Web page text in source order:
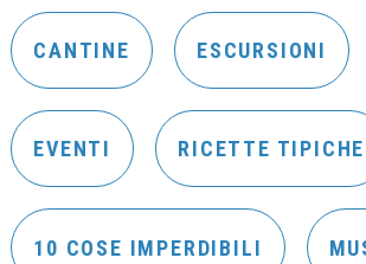
CANTINE ESCURSIONI
EVENTI RICETTE TIPICHE
10 COSE IMPERDIBILI